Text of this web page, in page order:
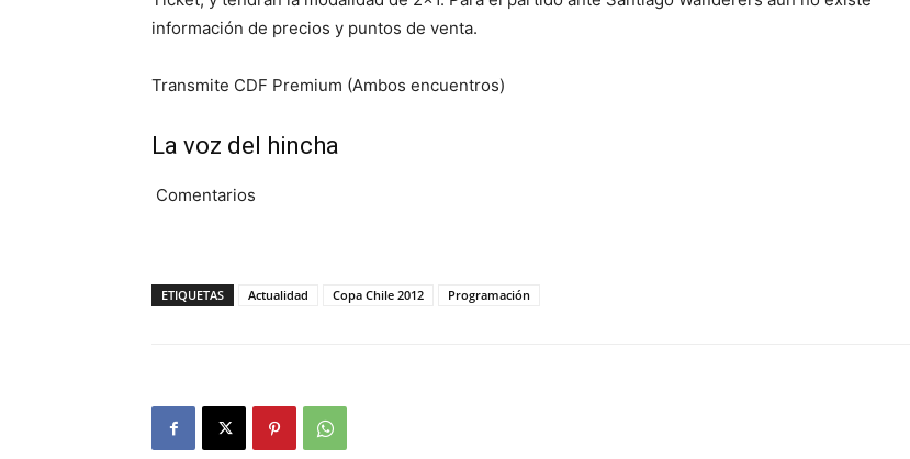
información de precios y puntos de venta.
Transmite CDF Premium (Ambos encuentros)
La voz del hincha
Comentarios
ETIQUETAS Actualidad Copa Chile 2012 Programación